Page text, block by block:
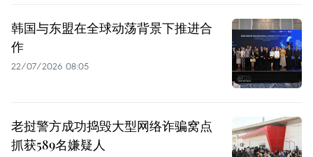
韩国与东盟在全球动荡背景下推进合
作
22/07/2026 08:05
老挝警方成功捣毁大型网络诈骗窝点
抓获589名嫌疑人